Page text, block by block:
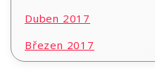
Duben 2017
Březen 2017